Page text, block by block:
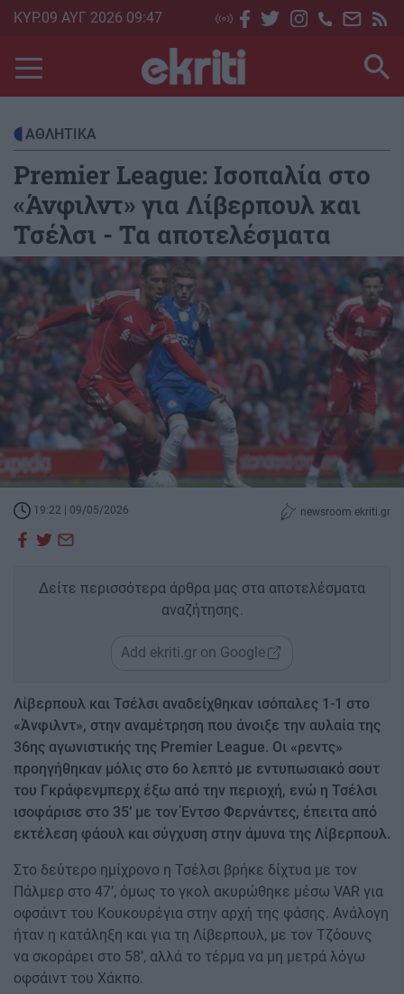
Skip
main
content
ΚΥΡ.09 ΑΥΓ 2026 09:47
ΑΘΛΗΤΙΚΑ
Premier League: Ισοπαλία στο
«Άνφιλντ» για Λίβερπουλ και
Τσέλσι - Τα αποτελέσματα
19:22 | 09/05/2026 newsroom ekriti.gr
Δείτε περισσότερα άρθρα μας στα αποτελέσματα
αναζήτησης.
Add ekriti.gr on Google
Λίβερπουλ και Τσέλσι αναδείχθηκαν ισόπαλες 1-1 στο
«Άνφιλντ», στην αναμέτρηση που άνοιξε την αυλαία της
36ης αγωνιστικής της Premier League. Οι «ρεντς»
προηγήθηκαν μόλις στο 6ο λεπτό με εντυπωσιακό σουτ
του Γκράφενμπερχ έξω από την περιοχή, ενώ η Τσέλσι
ισοφάρισε στο 35’ με τον Έντσο Φερνάντες, έπειτα από
εκτέλεση φάουλ και σύγχυση στην άμυνα της Λίβερπουλ.
Στο δεύτερο ημίχρονο η Τσέλσι βρήκε δίχτυα με τον
Πάλμερ στο 47’, όμως το γκολ ακυρώθηκε μέσω VAR για
οφσάιντ του Κουκουρέγια στην αρχή της φάσης. Ανάλογη
ήταν η κατάληξη και για τη Λίβερπουλ, με τον Τζόουνς
να σκοράρει στο 58’, αλλά το τέρμα να μη μετρά λόγω
οφσάιντ του Χάκπο.